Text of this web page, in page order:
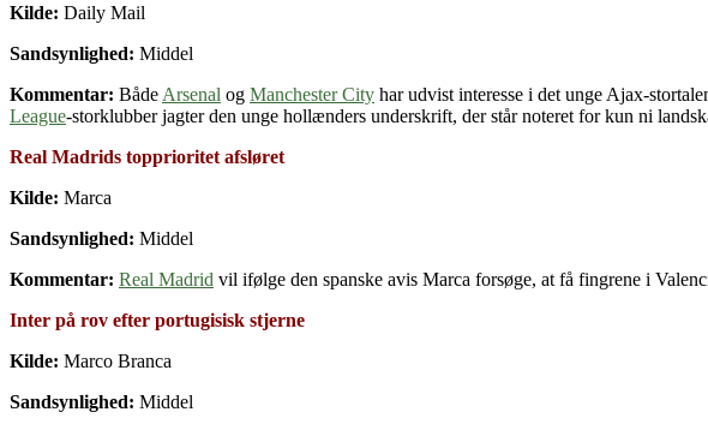
Kilde: Daily Mail
Sandsynlighed: Middel
Kommentar: Både Arsenal og Manchester City har udvist interesse i det unge Ajax-
League-storklubber jagter den unge hollænders underskrift, der står noteret for kun ni
Real Madrids topprioritet afsløret
Kilde: Marca
Sandsynlighed: Middel
Kommentar: Real Madrid vil ifølge den spanske avis Marca forsøge, at få fingrene i
Inter på rov efter portugisisk stjerne
Kilde: Marco Branca
Sandsynlighed: Middel